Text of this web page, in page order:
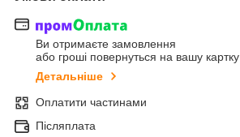
Ви отримаєте замовлення
або гроші повернуться на вашу картку
Детальніше
Оплатити частинами
Післяплата